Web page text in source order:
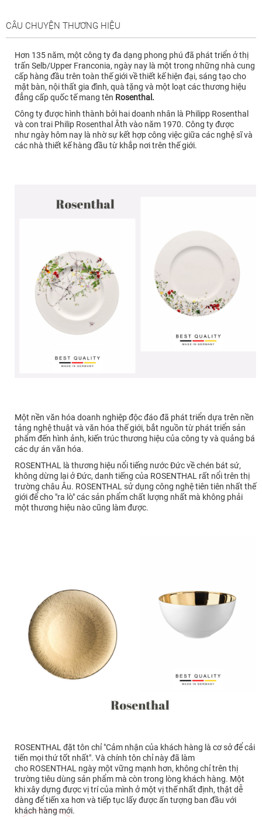
CÂU CHUYỆN THƯƠNG HIỆU
Hơn 135 năm, một công ty đa dạng phong phú đã phát triển ở thị
trấn Selb/Upper Franconia, ngày nay là một trong những nhà cung
cấp hàng đầu trên toàn thế giới về thiết kế hiện đại, sáng tạo cho
mặt bàn, nội thất gia đình, quà tặng và một loạt các thương hiệu
đẳng cấpquốc tế mang tên Rosenthal.
Công ty được hình thành bởi hai doanh nhân là Philipp Rosenthal
và con trai Philip Rosenthal Âth vào năm 1970. Công ty được
như ngày hôm nay là nhờ sự kết hợp công việc giữa các nghệ sĩ và
các nhà thiết kế hàng đầu từ khắp nơi trên thế giới.
Một nền văn hóa doanh nghiệp độc đáo đã phát triển dựa trên nền
tảng nghệ thuật và văn hóa thế giới, bắt nguồn từ phát triển sản
phẩm đến hình ảnh, kiến trúc thương hiệu của công ty và quảng bá
các dự án văn hóa.
ROSENTHAL là thương hiệu nổi tiếng nước Đức về chén bát sứ,
không dừng lại ở Đức, danh tiếng của ROSENTHAL rất nổi trên thị
trường châu Âu. ROSENTHAL sử dụng công nghệ tiên tiên nhất thế
giới để cho "ra lò" các sản phẩm chất lượng nhất mà không phải
một thương hiệu nào cũng làm được.
ROSENTHAL đặt tôn chỉ "Cảm nhận của khách hàng là cơ sở để cải
tiến mọi thứ tốt nhất". Và chính tôn chỉ này đã làm
cho ROSENTHAL ngày một vững mạnh hơn, không chỉ trên thị
trường tiêu dùng sản phẩm mà còn trong lòng khách hàng. Một
khi xây dựng được vị trí của mình ở một vị thế nhất định, thật dễ
dàng để tiến xa hơn và tiếp tục lấy được ấn tượng ban đầu với
khách hàng mới.